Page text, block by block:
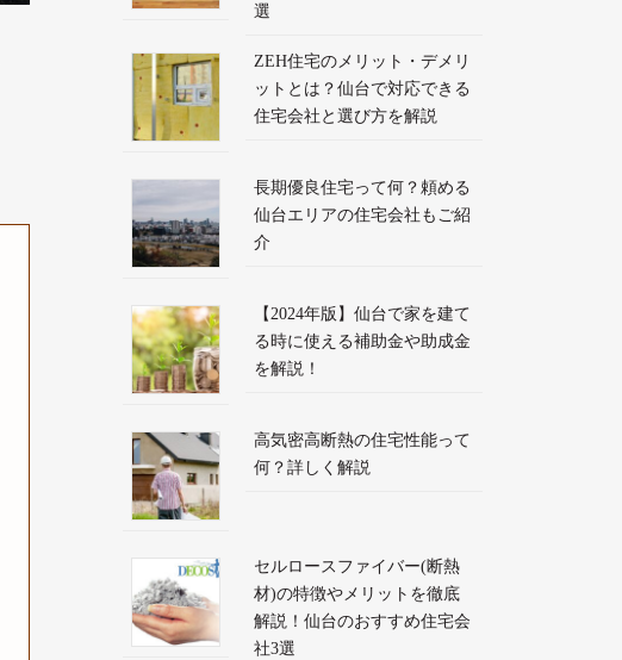
選
ZEH住宅のメリット・デメリ
ットとは？仙台で対応できる
住宅会社と選び方を解説
長期優良住宅って何？頼める
仙台エリアの住宅会社もご紹
介
【2024年版】仙台で家を建て
る時に使える補助金や助成金
を解説！
高気密高断熱の住宅性能って
何？詳しく解説
セルロースファイバー(断熱
材)の特徴やメリットを徹底
解説！仙台のおすすめ住宅会
社3選